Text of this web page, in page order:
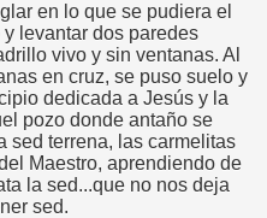
en lo que se pudiera el
levantar dos paredes
vivo y sin ventanas. Al
en cruz, se puso suelo y
dedicada a Jesús y la
pozo donde antaño se
sed terrena, las carmelitas
Maestro, aprendiendo de
la sed...que no nos deja
sed.